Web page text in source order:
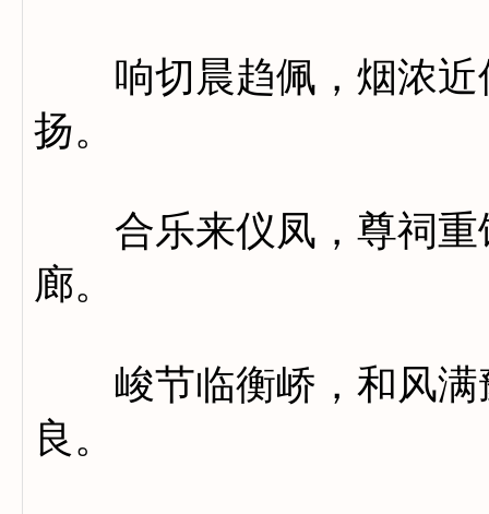
响切晨趋佩，烟浓近
扬。
合乐来仪凤，尊祠重
廊。
峻节临衡峤，和风满
良。